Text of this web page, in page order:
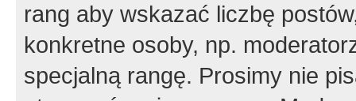
rang aby wskazać liczbę
konkretne osoby, np.
specjalną rangę. Prosimy nie